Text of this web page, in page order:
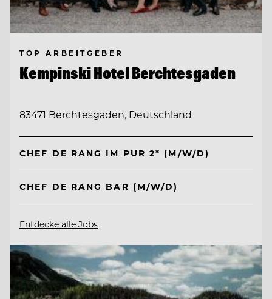
TOP ARBEITGEBER
Kempinski Hotel Berchtesgaden
83471 Berchtesgaden, Deutschland
CHEF DE RANG IM PUR 2* (M/W/D)
CHEF DE RANG BAR (M/W/D)
Entdecke alle Jobs